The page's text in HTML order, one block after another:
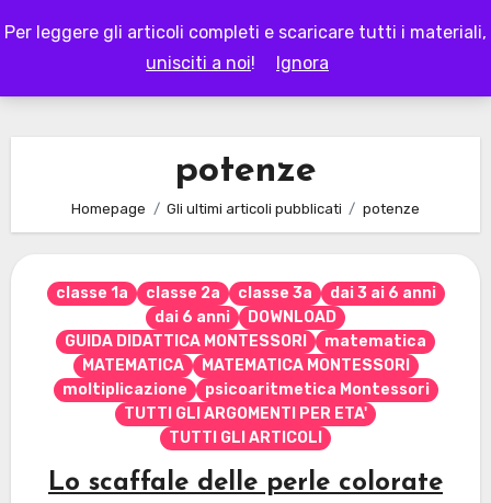
Per leggere gli articoli completi e scaricare tutti i materiali,
unisciti a noi! Ignora
to
LAPAPPADOLCE
potenze
Homepage Gli ultimi articoli pubblicati potenze
classe 1a classe 2a classe 3a
dai 3 ai 6 anni
dai 6 anni
DOWNLOAD
GUIDA DIDATTICA MONTESSORI
matematica
MATEMATICA
MATEMATICA MONTESSORI
moltiplicazione
psicoaritmetica Montessori
TUTTI GLI ARGOMENTI PER ETA'
TUTTI GLI ARTICOLI
Lo scaffale delle perle colorate